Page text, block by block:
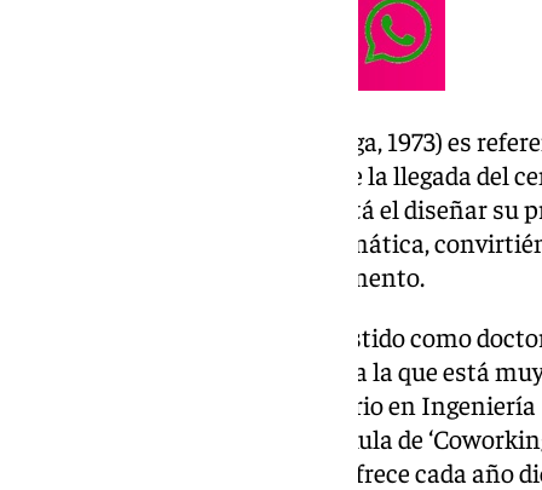
Bernardo Quintero (Vélez-Málaga, 1973) es
Ciberseguridad y responsable de la llegada del
malagueña. Entre sus logros está el diseñar
estudiante de primero de Informática,
reconocido experto en este segmento.
El pasado 20 de marzo fue investido como
Málaga, institución académica a la que está
Diploma de Experto Universitario en
Malware y también montó un Aula de
ETSI de Informática. Además, ofrece cada año